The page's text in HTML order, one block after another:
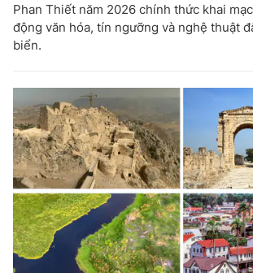
Phan Thiết năm 2026 chính thức khai
động văn hóa, tín ngưỡng và nghệ thuật
biển.